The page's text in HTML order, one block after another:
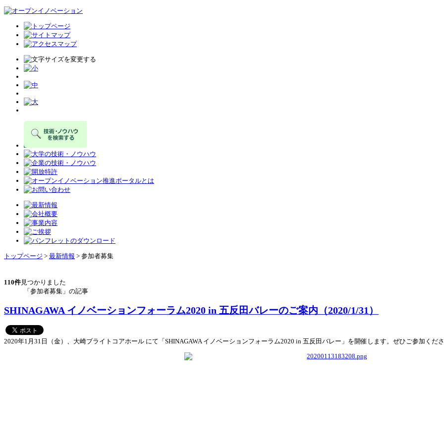
トップページ > 最新情報 > 参加者募集
110件見つかりました
「参加者募集」の記事
SHINAGAWA イノベーションフォーラム2020 in 五反田バレーのご案内（2020/1/31）
2020年1月31日（金）、大崎ブライトコアホール にて「SHINAGAWA イノベーションフォーラム2020 in 五反田バレー」を開催します。ぜひご参加くだ